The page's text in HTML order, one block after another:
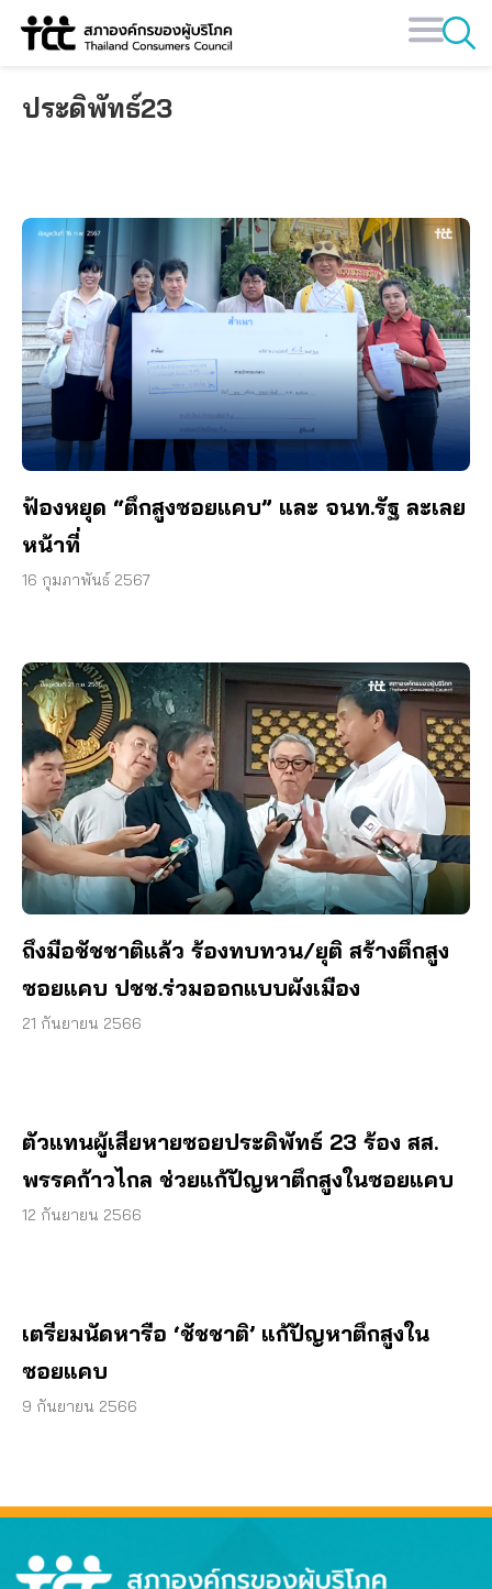
Skip
ประดิพัทธ์23
ฟ้องหยุด “ตึกสูงซอยแคบ” และ จนท.รัฐ ละเลย
หน้าที่
16 กุมภาพันธ์ 2567
ถึงมือชัชชาติแล้ว ร้องทบทวน/ยุติ สร้างตึกสูง
ซอยแคบ ปชช.ร่วมออกแบบผังเมือง
21 กันยายน 2566
ตัวแทนผู้เสียหายซอยประดิพัทธ์ 23 ร้อง สส.
พรรคก้าวไกล ช่วยแก้ปัญหาตึกสูงในซอยแคบ
12 กันยายน 2566
เตรียมนัดหารือ ‘ชัชชาติ’ แก้ปัญหาตึกสูงใน
ซอยแคบ
9 กันยายน 2566